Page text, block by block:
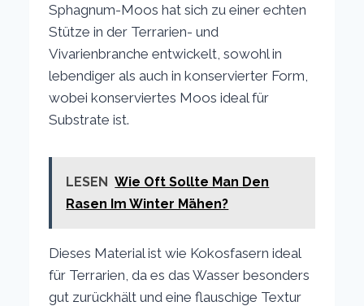
Sphagnum-Moos hat sich zu einer echten
Stütze in der Terrarien- und
Vivarienbranche entwickelt, sowohl in
lebendiger als auch in konservierter Form,
wobei konserviertes Moos ideal für
Substrate ist.
LESEN Wie Oft Sollte Man Den
Rasen Im Winter Mähen?
Dieses Material ist wie Kokosfasern ideal
für Terrarien, da es das Wasser besonders
gut zurückhält und eine flauschige Textur